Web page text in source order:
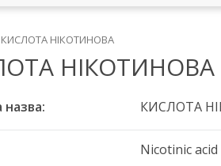
КИСЛОТА НІКОТИНОВА
НІКОТИНОВА
назва: КИСЛОТА
Nicotinic acid